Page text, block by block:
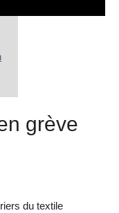
grève
du textile